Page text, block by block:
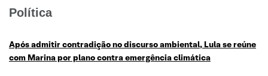
Política
Após admitir contradição no discurso ambiental, Lula se reúne
com Marina por plano contra emergência climática